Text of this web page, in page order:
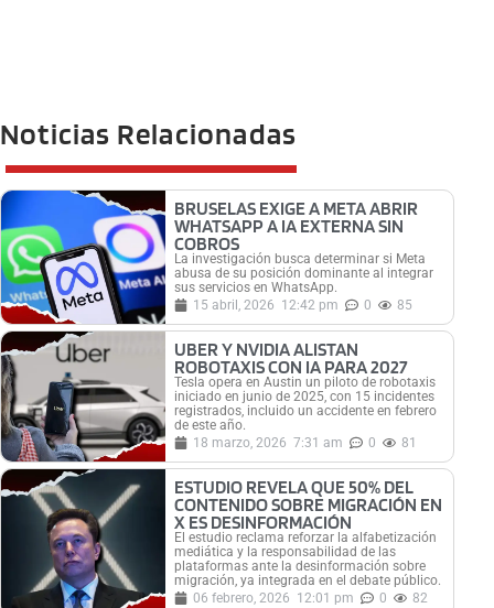
Noticias Relacionadas
BRUSELAS EXIGE A META ABRIR
WHATSAPP A IA EXTERNA SIN
COBROS
La investigación busca determinar si Meta
abusa de su posición dominante al integrar
sus servicios en WhatsApp.
15 abril, 2026 12:42 pm 0 85
UBER Y NVIDIA ALISTAN
ROBOTAXIS CON IA PARA 2027
Tesla opera en Austin un piloto de robotaxis
iniciado en junio de 2025, con 15 incidentes
registrados, incluido un accidente en febrero
de este año.
18 marzo, 2026 7:31 am 0 81
ESTUDIO REVELA QUE 50% DEL
CONTENIDO SOBRE MIGRACIÓN EN
X ES DESINFORMACIÓN
El estudio reclama reforzar la alfabetización
mediática y la responsabilidad de las
plataformas ante la desinformación sobre
migración, ya integrada en el debate público.
06 febrero, 2026 12:01 pm 0 82